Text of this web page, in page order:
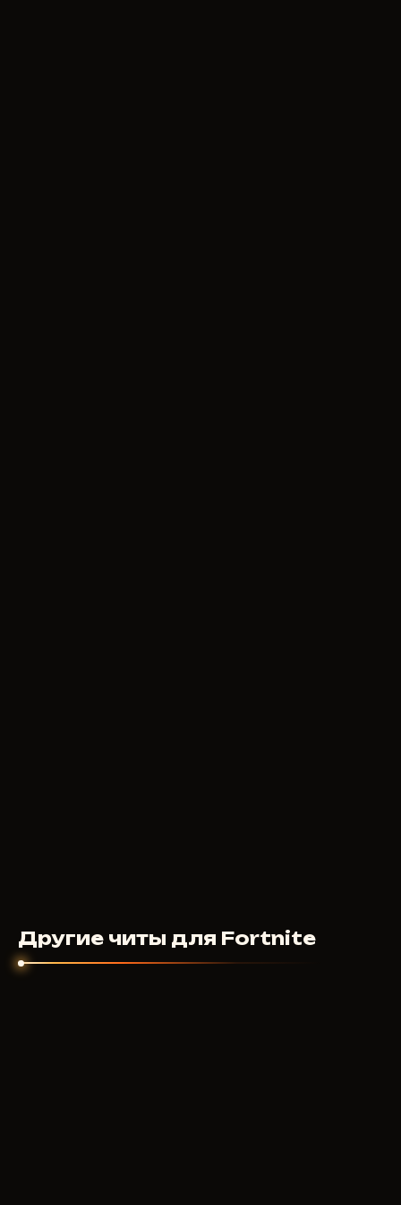
Другие читы для Fortnite